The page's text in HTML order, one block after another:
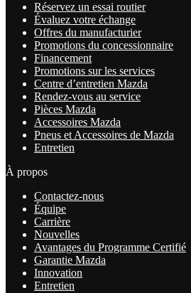
Réservez un essai routier
Évaluez votre échange
Offres du manufacturier
Promotions du concessionnaire
Financement
Promotions sur les services
Centre d’entretien Mazda
Rendez-vous au service
Pièces Mazda
Accessoires Mazda
Pneus et Accessoires de Mazda
Entretien
À propos
Contactez-nous
Équipe
Carrière
Nouvelles
Avantages du Programme Certifié
Garantie Mazda
Innovation
Entretien